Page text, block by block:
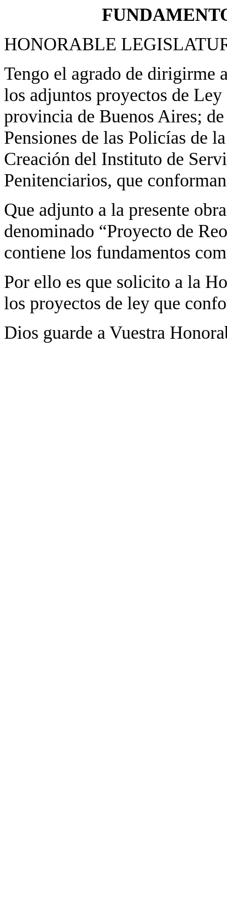
HONORABLE
Tengo el agrado de dirigirme
los adjuntos proyectos de
provincia de Buenos Aires;
Pensiones de las Policías de
Creación del Instituto de
Penitenciarios, que
Que adjunto a la presente
denominado “Proyecto de
contiene los fundamentos
Por ello es que solicito a la
los proyectos de ley que
Dios guarde a Vuestra